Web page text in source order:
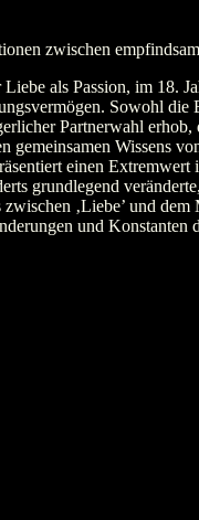
zwischen
als Passion, im 18.
Sowohl die
Partnerwahl
gemeinsamen Wissens
einen
grundlegend
‚Liebe’ und
und Konstanten